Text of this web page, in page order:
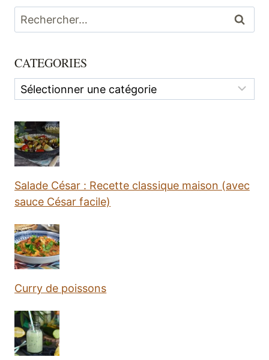
Rechercher :
CATEGORIES
Categories
Salade César : Recette classique maison (avec
sauce César facile)
Curry de poissons